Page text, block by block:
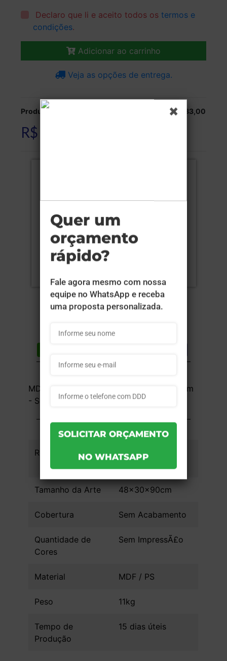
Declaro que li e aceito todos ostermos e
condições.
Adicionar ao carrinho
Veja as opções de entrega.
Produção: R$ 1.683,00
R$ 1.683,00
DESCRIÇÃO DO PRODUTO
MDF / PS - Sem Impressão - 48x30x90cm
- Sem Acabamento - 1 unid
Referência
1f7ccaef4d9ad9 -
Tamanho da Arte 48x30x90cm
Cobertura Sem Acabamento
Quantidade de
Cores
Sem ImpressÃ£o
Material MDF / PS
Peso 11kg
Tempo de
Produção
15 dias úteis